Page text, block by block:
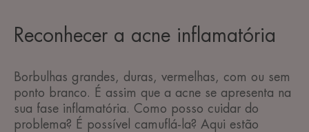
Reconhecer a acne inflamatória
Borbulhas grandes, duras, vermelhas, com ou sem
ponto branco. É assim que a acne se apresenta na
sua fase inflamatória. Como posso cuidar do
problema? É possível camuflá-la? Aqui estão